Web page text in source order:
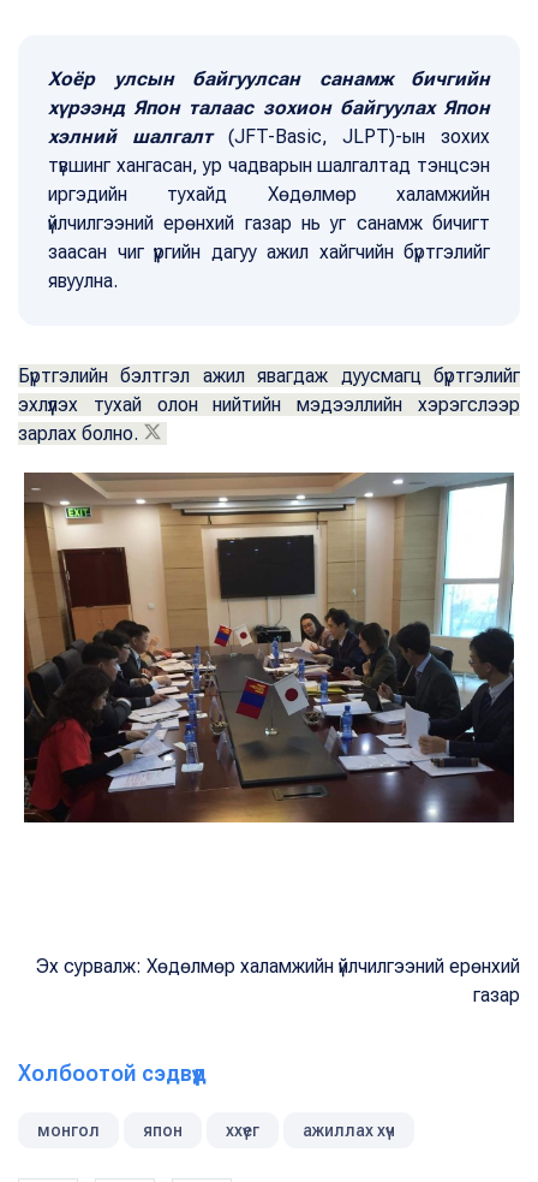
Хоёр улсын байгуулсан санамж бичгийн
хүрээнд Япон талаас зохион байгуулах Япон
хэлний шалгалт(JFT-Basic, JLPT)-ын зохих
түвшинг хангасан, ур чадварын шалгалтад тэнцсэн
иргэдийн тухайд Хөдөлмөр халамжийн
үйлчилгээний ерөнхий газар нь уг санамж бичигт
заасан чиг үүргийн дагуу ажил хайгчийн бүртгэлийг
явуулна.
Бүртгэлийн бэлтгэл ажил явагдаж дуусмагц бүртгэлийг
эхлүүлэх тухай олон нийтийн мэдээллийн хэрэгслээр
зарлах болно.
Эх сурвалж: Хөдөлмөр халамжийн үйлчилгээний ерөнхий
газар
Холбоотой сэдвүүд
монгол япон ххүег ажиллах хүч